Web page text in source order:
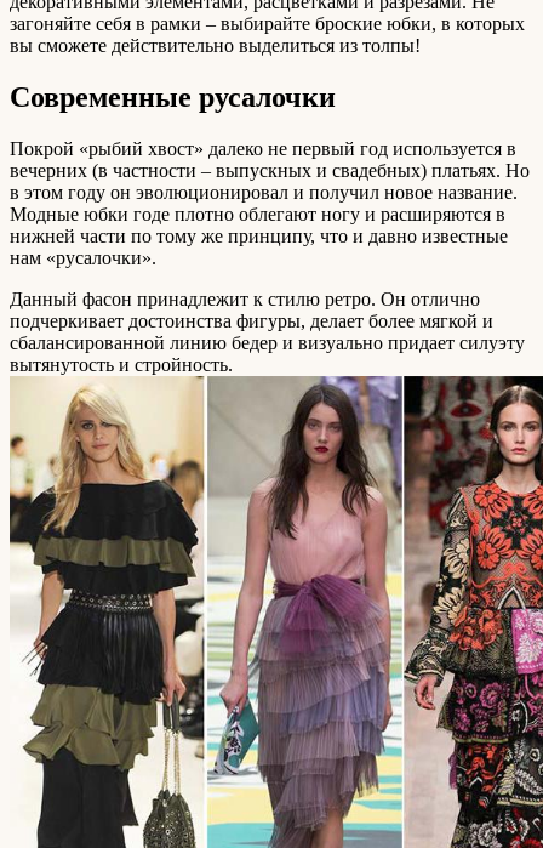
загоняйте себя в рамки – выбирайте броские юбки, в которых
вы сможете действительно выделиться из толпы!
Современные русалочки
Покрой «рыбий хвост» далеко не первый год используется в
вечерних (в частности – выпускных и свадебных) платьях. Но
в этом году он эволюционировал и получил новое название.
Модные юбки годе плотно облегают ногу и расширяются в
нижней части по тому же принципу, что и давно известные
нам «русалочки».
Данный фасон принадлежит к стилю ретро. Он отлично
подчеркивает достоинства фигуры, делает более мягкой и
сбалансированной линию бедер и визуально придает силуэту
вытянутость и стройность.